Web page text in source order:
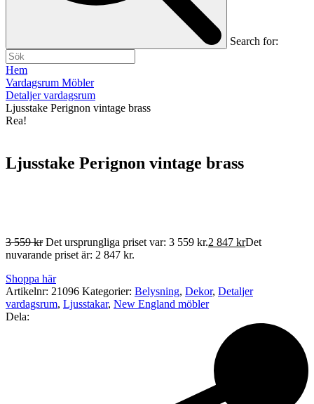
Search for:
Hem
Vardagsrum Möbler
Detaljer vardagsrum
Ljusstake Perignon vintage brass
Rea!
Ljusstake Perignon vintage brass
3 559kr Det ursprungliga priset var: 3 559 kr.2 847 krDet
nuvarande priset är: 2 847 kr.
Shoppa här
Artikelnr: 21096 Kategorier: Belysning, Dekor, Detaljer
vardagsrum, Ljusstakar, New England möbler
Dela: